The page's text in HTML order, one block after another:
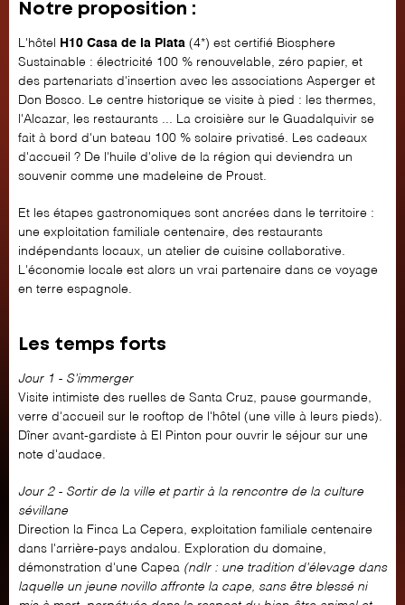
Notre proposition :
L'hôtel H10 Casa de la Plata (4*) est certifié Biosphere
Sustainable : électricité 100 % renouvelable, zéro papier, et
des partenariats d'insertion avec les associations Asperger et
Don Bosco. Le centre historique se visite à pied : les thermes,
l'Alcazar, les restaurants ... La croisière sur le Guadalquivir se
fait à bord d'un bateau 100 % solaire privatisé. Les cadeaux
d'accueil ? De l'huile d'olive de la région qui deviendra un
souvenir comme une madeleine de Proust.
Et les étapes gastronomiques sont ancrées dans le territoire :
une exploitation familiale centenaire, des restaurants
indépendants locaux, un atelier de cuisine collaborative.
L'économie locale est alors un vrai partenaire dans ce voyage
en terre espagnole.
Les temps forts
Jour 1 - S'immerger
Visite intimiste des ruelles de Santa Cruz, pause gourmande,
verre d'accueil sur le rooftop de l'hôtel (une ville à leurs pieds).
Dîner avant-gardiste à El Pinton pour ouvrir le séjour sur une
note d'audace.
Jour 2 - Sortir de la ville et partir à la rencontre de la culture
sévillane
Direction la Finca La Cepera, exploitation familiale centenaire
dans l'arrière-pays andalou. Exploration du domaine,
démonstration d'une Capea (ndlr : une tradition d'élevage dans
laquelle un jeune novillo affronte la cape, sans être blessé ni